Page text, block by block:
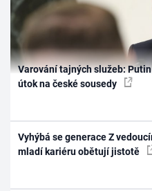
Varování tajných služeb:
útok na české sousedy
Vyhýbá se generace Z
mladí kariéru obětují jistotě